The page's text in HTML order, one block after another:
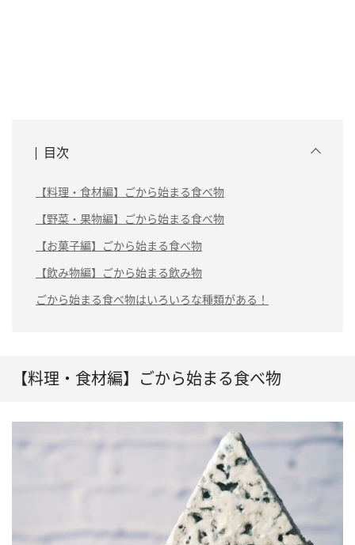
目次
【料理・食材編】ごから始まる食べ物
【野菜・果物編】ごから始まる食べ物
【お菓子編】ごから始まる食べ物
【飲み物編】ごから始まる飲み物
ごから始まる食べ物はいろいろな種類がある！
【料理・食材編】ごから始まる食べ物